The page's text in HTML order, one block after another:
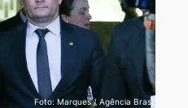
Foto: Marques / Agência Brasil